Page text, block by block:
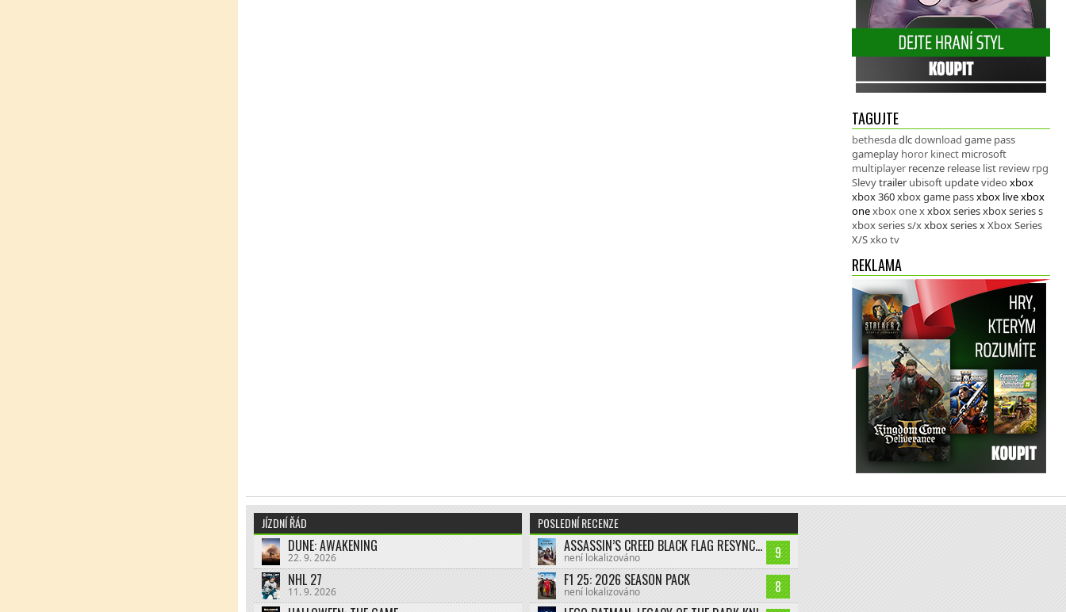
TAGUJTE
bethesdadlcdownload game pass
gameplay horor kinect microsoft
multiplayer recenze release list review rpg
Slevytrailer ubisoft updatevideo xbox
xbox 360xbox game passxbox livexbox
onexbox one xxbox seriesxbox series s
xbox series s/xxbox series xXbox Series
X/Sxko tv
REKLAMA
JÍZDNÍ ŘÁD
DUNE: AWAKENING
22. 9. 2026
NHL 27
11. 9. 2026
POSLEDNÍ RECENZE
9
ASSASSIN’S CREED BLACK FLAG RESYNCED
není lokalizováno
8
F1 25: 2026 SEASON PACK
není lokalizováno